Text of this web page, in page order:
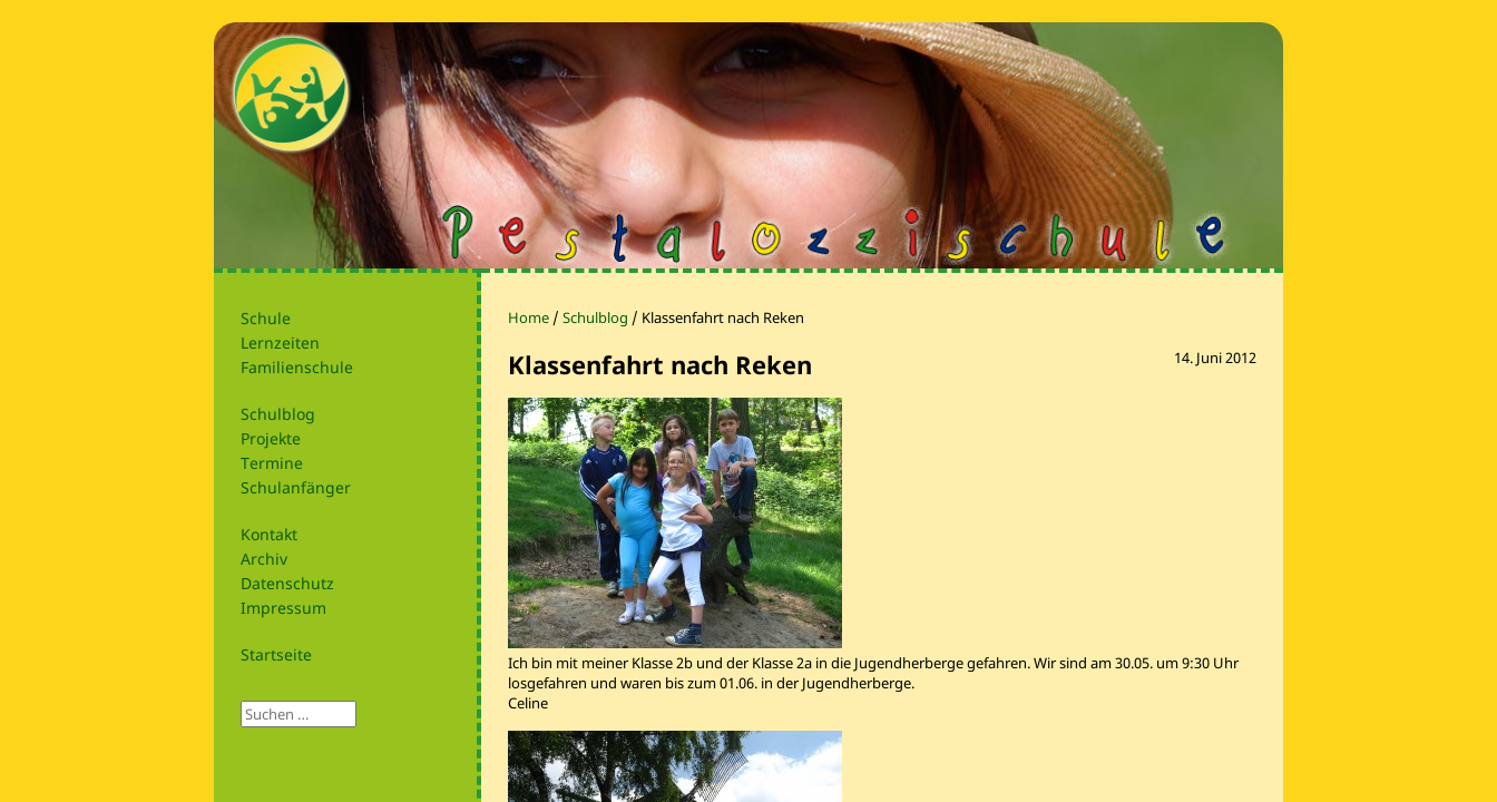
Schule
Lernzeiten
Familienschule
Schulblog
Projekte
Termine
Schulanfänger
Kontakt
Archiv
Datenschutz
Impressum
Startseite
Home / Schulblog / Klassenfahrt nach Reken
14. Juni 2012
Klassenfahrt nach Reken
Ich bin mit meiner Klasse 2b und der Klasse 2a in die Jugendherberge gefahren. Wir sind am 30.05. um 9:30 Uhr
losgefahren und waren bis zum 01.06. in der Jugendherberge.
Celine